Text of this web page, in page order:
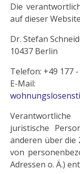
Die
auf dieser
Dr. Stefan
10437 Berlin
Telefon: +49 177
E-
juristische
anderen über die
von
Adressen o. Ä.)